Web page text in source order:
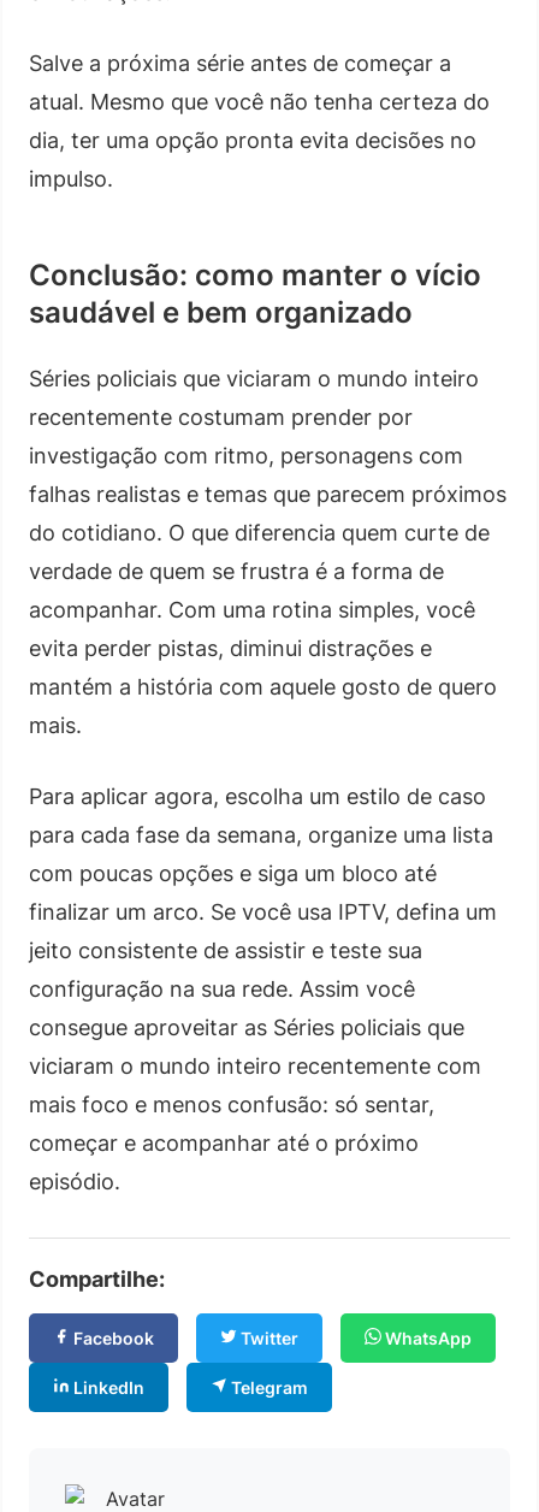
Salve a próxima série antes de começar a
atual. Mesmo que você não tenha certeza do
dia, ter uma opção pronta evita decisões no
impulso.
Conclusão: como manter o vício
saudável e bem organizado
Séries policiais que viciaram o mundo inteiro
recentemente costumam prender por
investigação com ritmo, personagens com
falhas realistas e temas que parecem próximos
do cotidiano. O que diferencia quem curte de
verdade de quem se frustra é a forma de
acompanhar. Com uma rotina simples, você
evita perder pistas, diminui distrações e
mantém a história com aquele gosto de quero
mais.
Para aplicar agora, escolha um estilo de caso
para cada fase da semana, organize uma lista
com poucas opções e siga um bloco até
finalizar um arco. Se você usa IPTV, defina um
jeito consistente de assistir e teste sua
configuração na sua rede. Assim você
consegue aproveitar as Séries policiais que
viciaram o mundo inteiro recentemente com
mais foco e menos confusão: só sentar,
começar e acompanhar até o próximo
episódio.
Compartilhe:
Facebook Twitter WhatsApp
LinkedIn Telegram